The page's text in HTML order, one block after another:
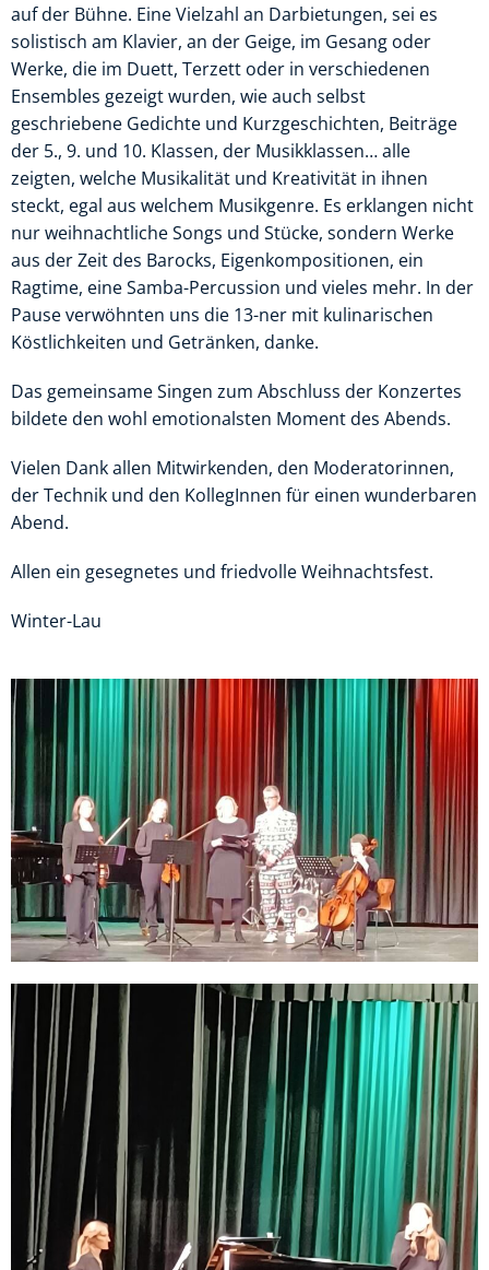
auf der Bühne. Eine Vielzahl an Darbietungen, sei es
solistisch am Klavier, an der Geige, im Gesang oder
Werke, die im Duett, Terzett oder in verschiedenen
Ensembles gezeigt wurden, wie auch selbst
geschriebene Gedichte und Kurzgeschichten, Beiträge
der 5., 9. und 10. Klassen, der Musikklassen… alle
zeigten, welche Musikalität und Kreativität in ihnen
steckt, egal aus welchem Musikgenre. Es erklangen nicht
nur weihnachtliche Songs und Stücke, sondern Werke
aus der Zeit des Barocks, Eigenkompositionen, ein
Ragtime, eine Samba-Percussion und vieles mehr. In der
Pause verwöhnten uns die 13-ner mit kulinarischen
Köstlichkeiten und Getränken, danke.
Das gemeinsame Singen zum Abschluss der Konzertes
bildete den wohl emotionalsten Moment des Abends.
Vielen Dank allen Mitwirkenden, den Moderatorinnen,
der Technik und den KollegInnen für einen wunderbaren
Abend.
Allen ein gesegnetes und friedvolle Weihnachtsfest.
Winter-Lau